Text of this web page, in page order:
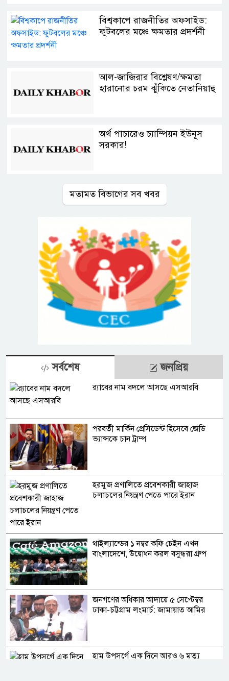
বিশ্বকাপে রাজনীতির অফসাইড:
ফুটবলের মঞ্চে ক্ষমতার প্রদর্শনী
আল-জাজিরার বিশ্লেষণ/ক্ষমতা
হারানোর চরম ঝুঁকিতে নেতানিয়াহু
অর্থ পাচারেও চ্যাম্পিয়ন ইউনূস
সরকার!
মতামত বিভাগের সব খবর
সর্বশেষ জনপ্রিয়
র‍্যাবের নাম বদলে আসছে এসআরবি
পরবর্তী মার্কিন প্রেসিডেন্ট হিসেবে জেডি
ভ্যান্সকে চান ট্রাম্প
হরমুজ প্রণালিতে প্রবেশকারী জাহাজ
চলাচলের নিয়ন্ত্রণ পেতে পারে ইরান
থাইল্যান্ডের ১ নম্বর কফি চেইন এখন
বাংলাদেশে, উদ্বোধন করল বসুন্ধরা গ্রুপ
জনগণের অধিকার আদায়ে ৫ সেপ্টেম্বর
ঢাকা-চট্টগ্রাম লংমার্চ: জামায়াত আমির
হাম উপসর্গে এক দিনে আরও ৬ মৃত্যু